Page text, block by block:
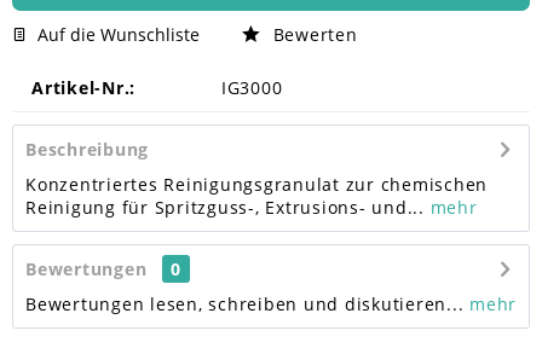
Auf die Wunschliste Bewerten
Artikel-Nr.: IG3000
Beschreibung
Konzentriertes Reinigungsgranulat zur chemischen
Reinigung für Spritzguss-, Extrusions- und... mehr
Bewertungen
0
Bewertungen lesen, schreiben und diskutieren... mehr